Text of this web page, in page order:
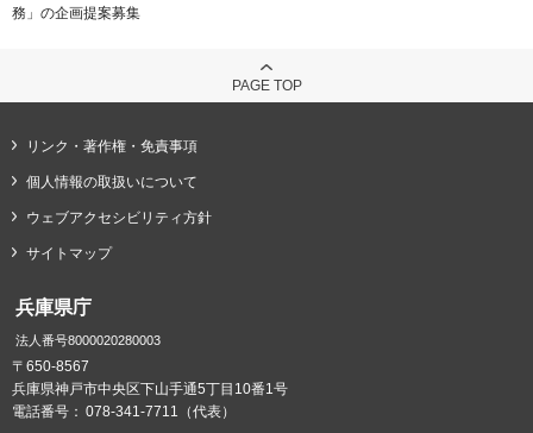
務」の企画提案募集
PAGE TOP
リンク・著作権・免責事項
個人情報の取扱いについて
ウェブアクセシビリティ方針
サイトマップ
兵庫県庁
法人番号8000020280003
〒650-8567
兵庫県神戸市中央区下山手通5丁目10番1号
電話番号： 078-341-7711（代表）